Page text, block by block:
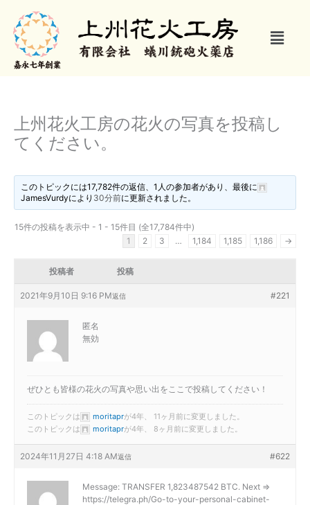
メ
ニ
上州花火工房の花火の写真を投稿し
てください。
このトピックには17,782件の返信、1人の参加者があり、最後に
JamesVurdyにより 30分前に更新されました。
15件の投稿を表示中 - 1 - 15件目 (全17,784件中)
1
2 3 … 1,184 1,185 1,186 →
投稿者 投稿
2021年9月10日 9:16 PM #221
返信
匿名
無効
ぜひとも皆様の花火の写真や思い出をここで投稿してください！
このトピックは moritaprが4年、 11ヶ月前に変更しました。
このトピックは
moritaprが4年、 8ヶ月前に変更しました。
2024年11月27日 4:18 AM #622
返信
Message: TRANSFER 1,823487542 BTC. Next =>
https://telegra.ph/Go-to-your-personal-cabinet-